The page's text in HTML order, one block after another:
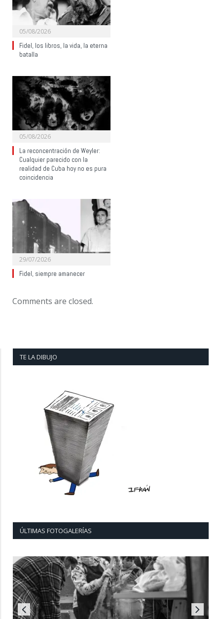
05/08/2026
Fidel, los libros, la vida, la eterna
batalla
05/08/2026
La reconcentración de Weyler:
Cualquier parecido con la
realidad de Cuba hoy no es pura
coincidencia
29/07/2026
Fidel, siempre amanecer
Comments are closed.
TE LA DIBUJO
ÚLTIMAS FOTOGALERÍAS